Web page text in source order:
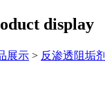
display
展示 > 反渗透阻垢剂